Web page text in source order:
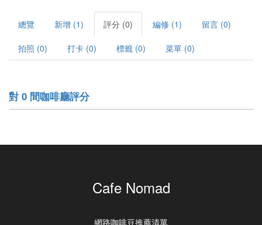
總覽 新增 (1) 評分 (0) 編修 (1) 留言 (0)
拍照 (0) 打卡 (0) 標籤 (0) 菜單 (0)
對 0 間咖啡廳評分
Cafe Nomad
網路咖啡豆推薦清單